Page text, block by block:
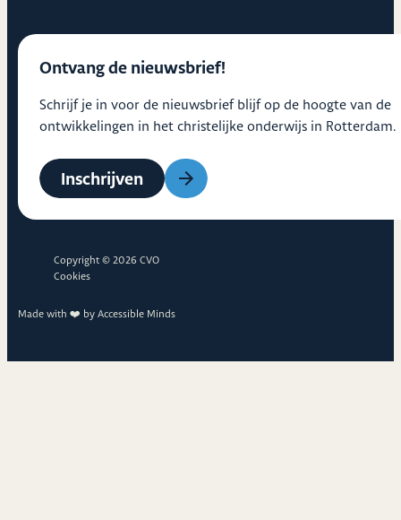
Ontvang de nieuwsbrief!
Schrijf je in voor de nieuwsbrief blijf op de hoogte van de
ontwikkelingen in het christelijke onderwijs in Rotterdam.
Inschrijven
Copyright © 2026 CVO
Cookies
Made with ❤️ by Accessible Minds